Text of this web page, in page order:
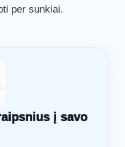
per sunkiai.
į savo